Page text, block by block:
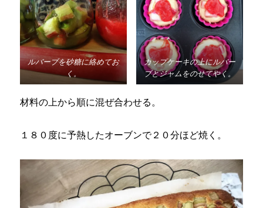
ルバーブを砂糖に絡めてお
く。
カップケーキの上にルバー
ブとジャムをのせてやく。
材料の上から順に混ぜ合わせる。
１８０度に予熱したオーブンで２０分ほど焼く。